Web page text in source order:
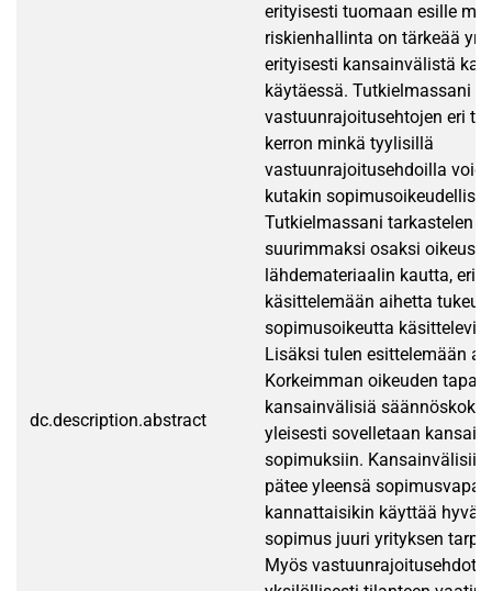
dc.description.abstract
erityisesti tuomaan esille
riskienhallinta on tärkeää
erityisesti kansainvälistä
käytäessä. Tutkielmassani
vastuunrajoitusehtojen eri
kerron minkä tyylisillä
vastuunrajoitusehdoilla
kutakin
Tutkielmassani tarkastelen
suurimmaksi osaksi
lähdemateriaalin kautta,
käsittelemään aihetta
sopimusoikeutta
Lisäksi tulen esittelemään
Korkeimman oikeuden
kansainvälisiä
yleisesti sovelletaan
sopimuksiin.
pätee yleensä
kannattaisikin käyttää
sopimus juuri yrityksen
Myös vastuunrajoitusehdot